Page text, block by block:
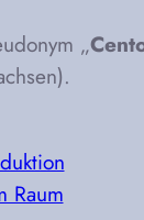
„
Raum